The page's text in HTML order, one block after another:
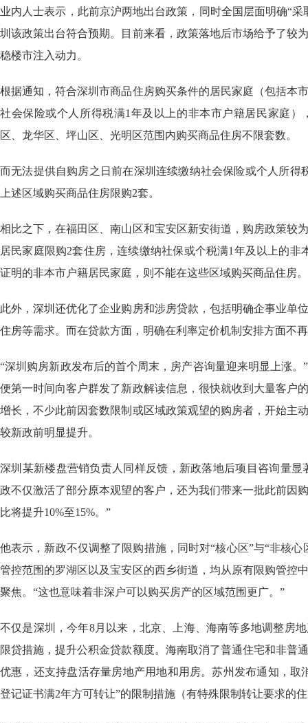
业内人士表示，此前京沪两地出台政策，同时全国层面明确“
圳该政策出台符合预期。目前来看，政策落地后市场给予了较
稳楼市注入动力。
根据通知，符合深圳市商品住房购买条件的居民家庭（包括本
社会保险或个人所得税满1年及以上的非本市户籍居民家庭
区、龙华区、坪山区、光明区范围内购买商品住房不限套数。
而无法提供自购房之日前在深圳连续缴纳社会保险或个人所得
上述区域购买商品住房限购2套。
相比之下，在福田区、南山区和宝安区新安街道，购房政策较
居民家庭限购2套住房，连续缴纳社保或个税满1年及以上的
证明的非本市户籍居民家庭，则不能在这些区域购买商品住房。
此外，深圳还优化了企业购房和涉房贷款，包括明确企事业单
住房等需求。而在贷款方面，明确在利率定价机制安排方面不
“深圳购房新政发布后的首个周末，房产咨询量迎来明显上涨
便第一时间向客户群发了新政解读信息，很快就收到大量客户
增长，不少此前因套数限制或区域政策观望的购房者，开始主
较新政前明显提升。
深圳某新楼盘营销负责人同样反馈，新政落地后项目咨询量显
政不仅激活了部分原本观望的客户，还为我们带来一批此前因
比将提升10%至15%。”
他表示，新政不仅调整了限购措施，同时对“核心区”与“非核
管控范围的罗湖区以及宝安区的西乡街道，均从原有限购管控
聚焦。“这也意味着非深户可以购买房产的区域范围更广。”
不仅是深圳，今年8月以来，北京、上海、海南等多地调整房
限贷措施，提升公积金贷款额度。海南取消了普通住宅和非普
优惠，还支持盘活存量房地产用地和用房。苏州发布通知，取
登记证书满2年方可转让”的限制措施（有特殊限制转让要求的